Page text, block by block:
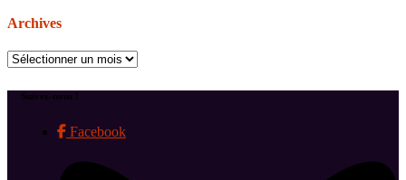
Archives
Archives
Suivez-nous !
Facebook